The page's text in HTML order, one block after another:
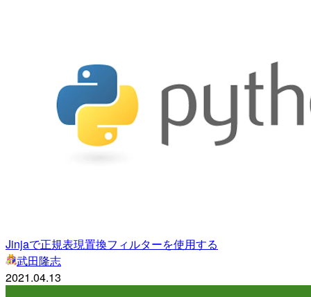
Jinjaで正規表現置換フィルターを使用する
武田隆志
2021.04.13